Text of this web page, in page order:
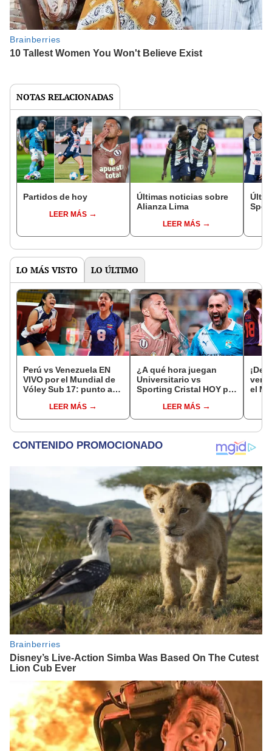
NOTAS RELACIONADAS
Partidos de hoy
LEER MÁS
Últimas noticias sobre
Alianza Lima
LEER MÁS
LO MÁS VISTO LO ÚLTIMO
Perú vs Venezuela EN
VIVO por el Mundial de
Vóley Sub 17: punto a
LEER MÁS
¿A qué hora juegan
Universitario vs
Sporting Cristal HOY por
Liga 1 2026?
LEER MÁS
el